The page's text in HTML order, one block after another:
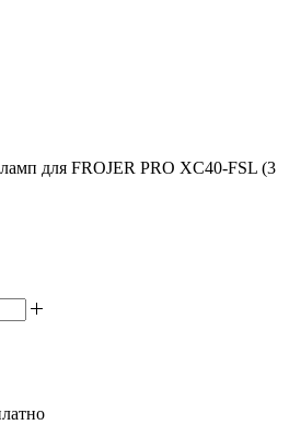
для FROJER PRO XC40-FSL (3